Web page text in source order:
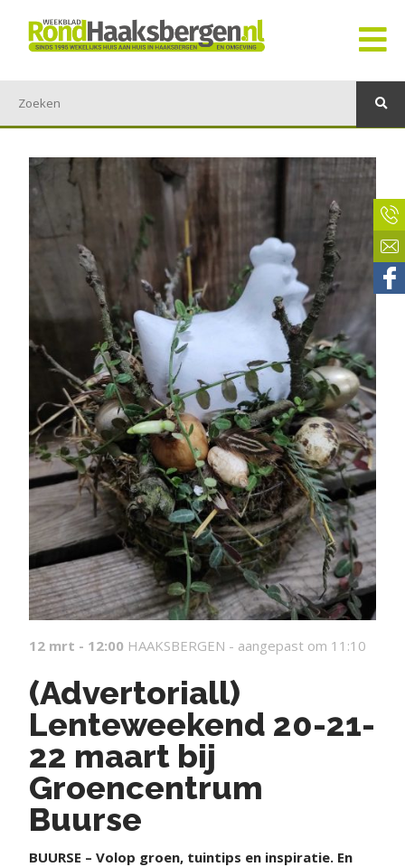
12 mrt - 12:00 HAAKSBERGEN - aangepast om 11:10
(Advertoriall)
Lenteweekend 20-21-
22 maart bij
Groencentrum
Buurse
BUURSE – Volop groen, tuintips en inspiratie. En